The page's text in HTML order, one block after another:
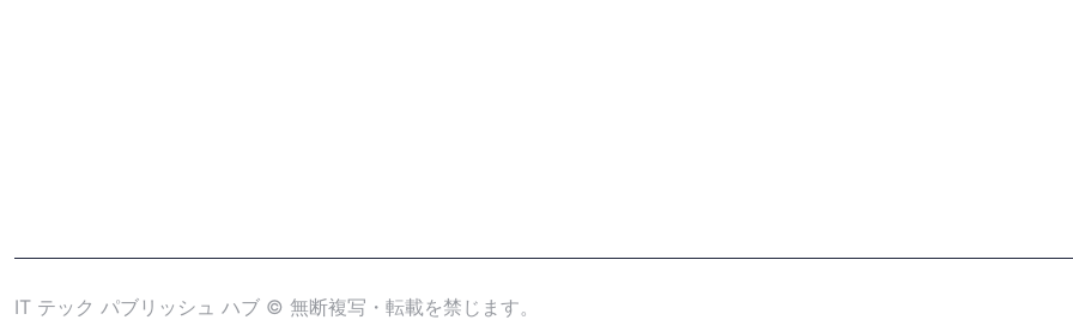
IT テック パブリッシュ ハブ © 無断複写・転載を禁じます。